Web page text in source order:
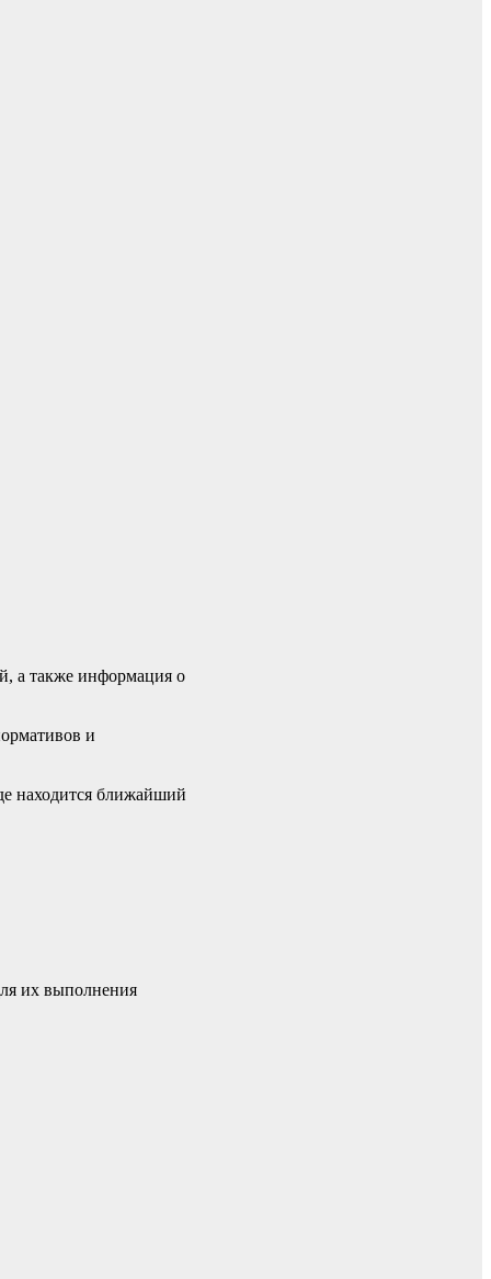
а также информация о
и
находится ближайший
их выполнения